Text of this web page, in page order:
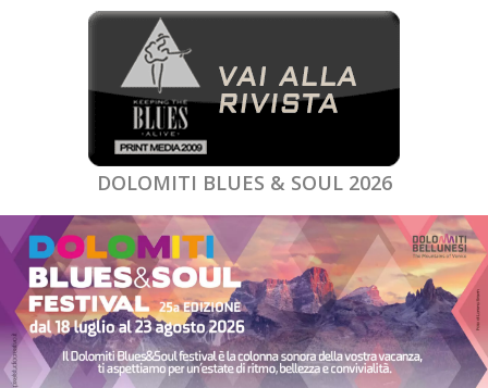
DOLOMITI BLUES & SOUL 2026